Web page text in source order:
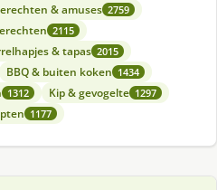
& amuses 2759
2115
& tapas 2015
BBQ & buiten koken 1434
1312 Kip & gevogelte 1297
1177